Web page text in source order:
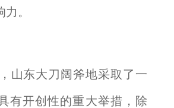
。
山东大刀阔斧地采取了一
有开创性的重大举措，除